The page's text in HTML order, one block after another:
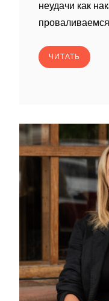
неудачи как
ЧИТАТЬ